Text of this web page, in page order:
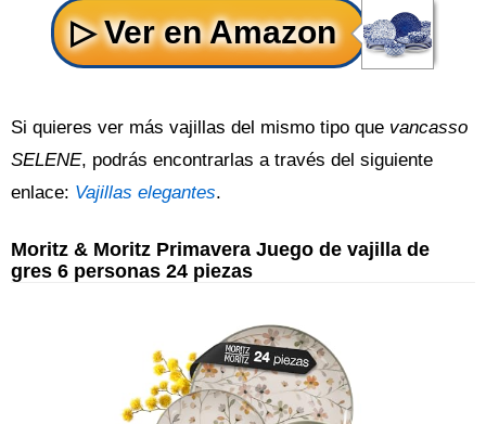
Si quieres ver más vajillas del mismo tipo que vancasso
SELENE, podrás encontrarlas a través del siguiente
enlace: Vajillas elegantes.
Moritz & Moritz Primavera Juego de vajilla de
gres 6 personas 24 piezas